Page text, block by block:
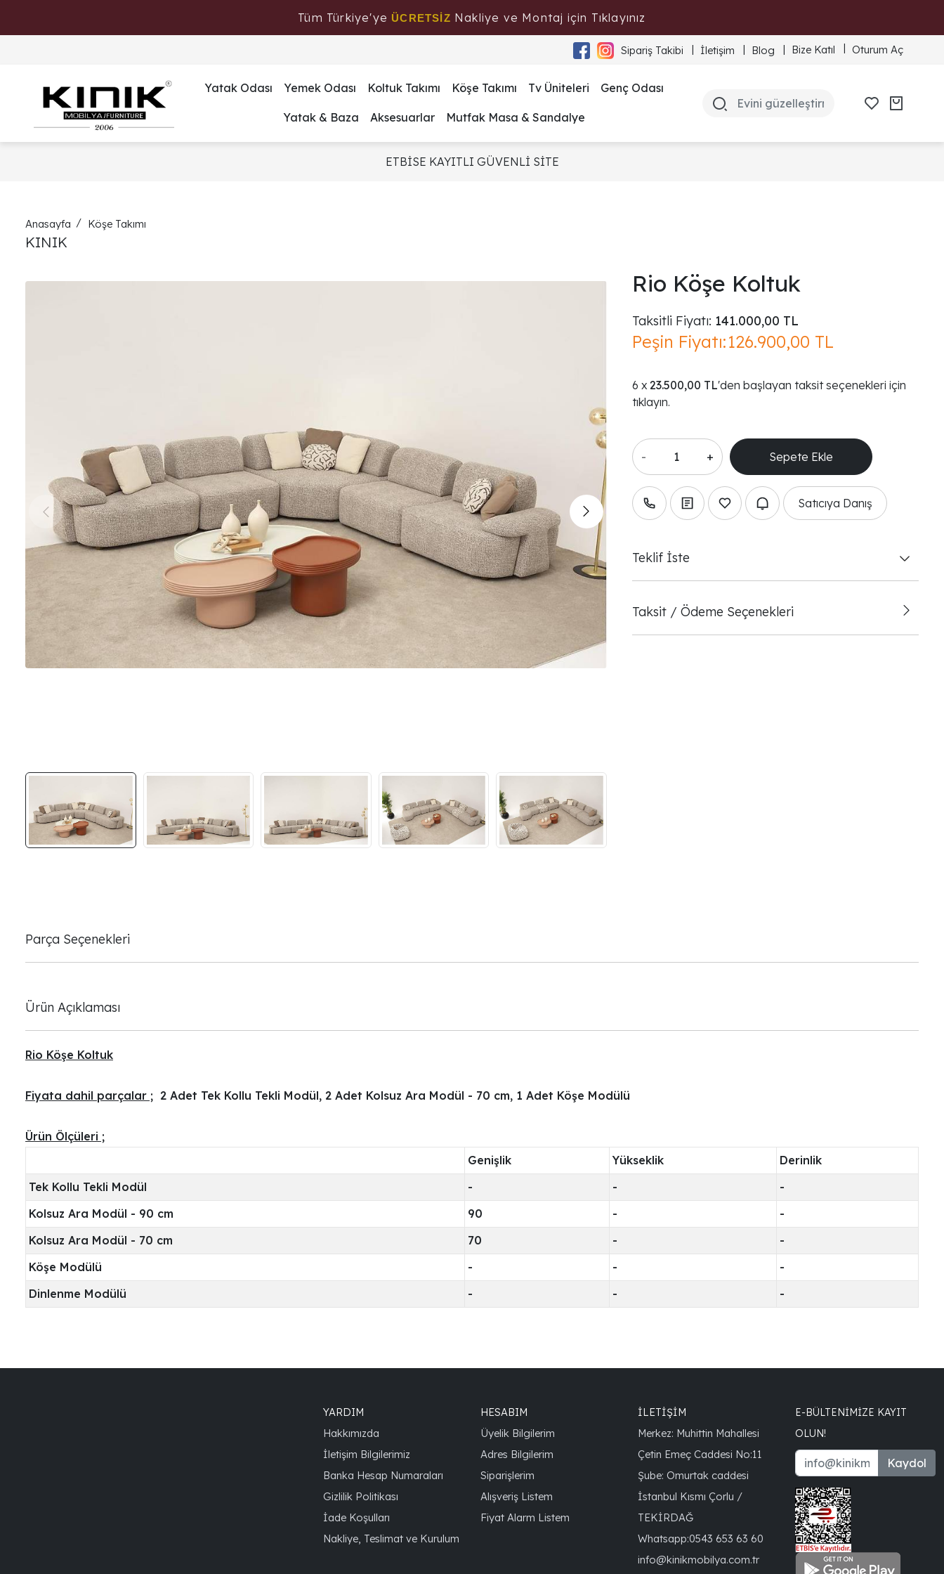
Tüm Türkiye'ye ÜCRETSİZ Nakliye ve Montaj için Tıklayınız
Sipariş Takibi İletişim Blog Bize Katıl Oturum Aç
Yatak Odası Yemek Odası Koltuk Takımı Köşe Takımı Tv Üniteleri Genç Odası
Yatak & Baza Aksesuarlar Mutfak Masa & Sandalye
ETBİSE KAYITLI GÜVENLİ SİTE
Anasayfa Köşe Takımı
KINIK
Rio Köşe Koltuk
Taksitli Fiyatı: 141.000,00 TL
Peşin Fiyatı:126.900,00 TL
23.500,00 TL'den başlayan taksit seçenekleri için
tıklayın.
- +
Satıcıya Danış
Teklif İste
Taksit / Ödeme Seçenekleri
Parça Seçenekleri
Ürün Açıklaması
Rio Köşe Koltuk
Fiyata dahil parçalar ; 2 Adet Tek Kollu Tekli Modül, 2 Adet Kolsuz Ara Modül - 70 cm, 1 Adet Köşe Modülü
Ürün Ölçüleri ;
Genişlik
Yükseklik
Derinlik
Tek Kollu Tekli Modül
- -
-
Kolsuz Ara Modül - 90 cm
90 -
-
Kolsuz Ara Modül - 70 cm
70 -
-
Köşe Modülü
- -
-
Dinlenme Modülü
- - -
YARDIM
Hakkımızda
İletişim Bilgilerimiz
Banka Hesap Numaraları
Gizlilik Politikası
İade Koşulları
Nakliye, Teslimat ve Kurulum
HESABIM
Üyelik Bilgilerim
Adres Bilgilerim
Siparişlerim
Alışveriş Listem
Fiyat Alarm Listem
İLETİŞİM
Merkez: Muhittin Mahallesi
Çetin Emeç Caddesi No:11
Şube: Omurtak caddesi
İstanbul Kısmı Çorlu /
TEKİRDAĞ
Whatsapp:0543 653 63 60
info@kinikmobilya.com.tr
E-BÜLTENIMIZE KAYIT
OLUN!
Kaydol